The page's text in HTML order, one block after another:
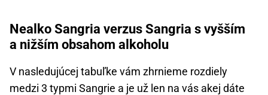
Nealko Sangria verzus Sangria s vyšším
a nižším obsahom alkoholu
V nasledujúcej tabuľke vám zhrnieme rozdiely
medzi 3 typmi Sangrie a je už len na vás akej dáte